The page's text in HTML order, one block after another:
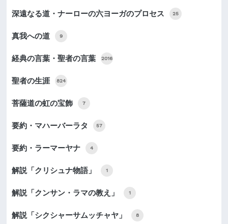
深遠なる道・ナーローの六ヨーガのプロセス 25
真我への道 9
経典の言葉・聖者の言葉 2016
聖者の生涯 824
菩薩道の虹の宝飾 7
要約・マハーバーラタ 57
要約・ラーマーヤナ 4
解説「クリシュナ物語」 1
解説「クンサン・ラマの教え」 1
解説「シクシャーサムッチャヤ」 8